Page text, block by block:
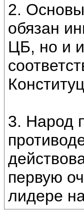
2.
обязан
ЦБ, но и
3. Народ
первую
лидере